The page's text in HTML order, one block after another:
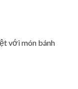
với món bánh